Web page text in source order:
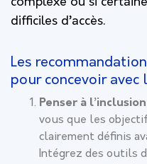
difficiles d’accès.
Les
pour concevoir avec
Penser à
vous que les
clairement définis
Intégrez des outils